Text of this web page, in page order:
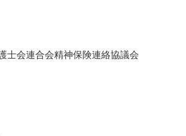
士会連合会精神保険連絡協議会